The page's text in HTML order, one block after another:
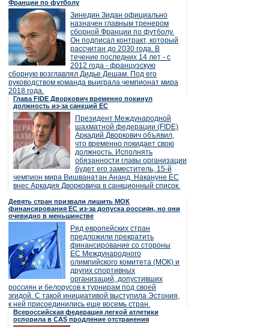
Франции по футболу
Зинедин Зидан официально
назначен главным тренером
сборной Франции по футболу.
Он подписал контракт, который
рассчитан до 2030 года. В
течение последних 14 лет - с
2012 года - французскую
сборную возглавлял Дидье Дешам. Под его
руководством команда выиграла чемпионат мира
2018 года.
Глава FIDE Дворкович временно покинул
должность из-за санкций ЕС
Президент Международной
шахматной федерации (FIDE)
Аркадий Дворкович объявил,
что временно покидает свою
должность. Исполнять
обязанности главы организации
будет его заместитель, 15-й
чемпион мира Вишванатан Ананд. Накануне ЕС
внес Аркадия Дворковича в санкционный список.
Девять стран призвали лишить МОК
финансирования ЕС из-за допуска россиян, но они
очевидно в меньшинстве
Ряд европейских стран
предложили прекратить
финансирование со стороны
ЕС Международного
олимпийского комитета (МОК) и
других спортивных
организаций, допустивших
россиян и белорусов к турнирам под своей
эгидой. С такой инициативой выступила Эстония,
к ней присоединились еще восемь стран.
Всероссийская федерация легкой атлетики
оспорила в CAS продление отстранения